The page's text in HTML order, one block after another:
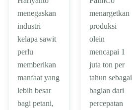
menegaskan
industri
kelapa sawit
perlu
memberikan
manfaat yang
lebih besar
bagi petani,
menargetkan
produksi
olein
mencapai 1
juta ton per
tahun sebagai
bagian dari
percepatan